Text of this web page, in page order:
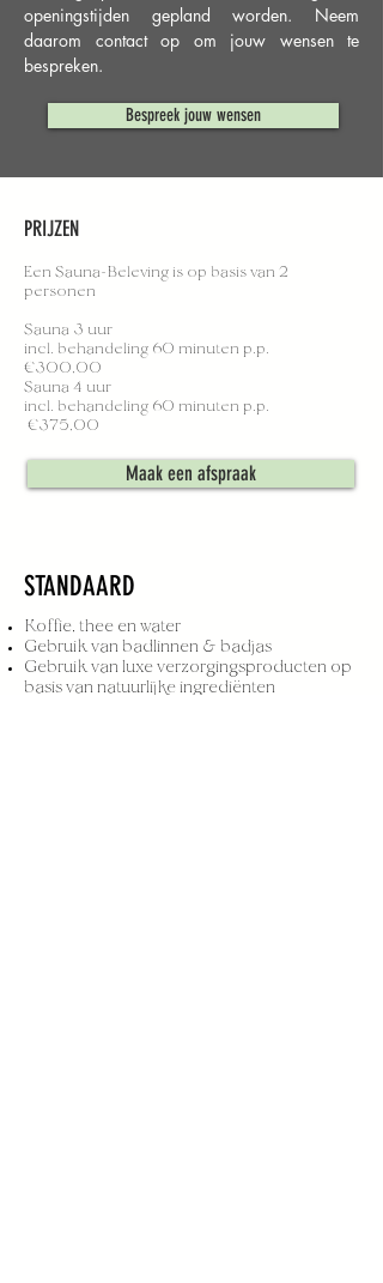
openingstijden gepland worden. Neem
daarom contact op om jouw wensen te
bespreken.
Bespreek jouw wensen
PRIJZEN
Een Sauna-Beleving is op basis van 2
personen
Sauna 3 uur
incl. behandeling 60 minuten p.p.
€300,00
Sauna 4 uur
incl. behandeling 60 minuten p.p.
€375,00
Maak een afspraak
STANDAARD
Koffie, thee en water
Gebruik van badlinnen & badjas
Gebruik van luxe verzorgingsproducten op
basis van natuurlijke ingrediënten